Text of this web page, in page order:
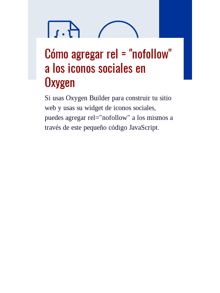
Cómo agregar rel = "nofollow"
a los iconos sociales en
Oxygen
Si usas Oxygen Builder para construir tu sitio
web y usas su widget de iconos sociales,
puedes agregar rel="nofollow" a los mismos a
través de este pequeño código JavaScript.